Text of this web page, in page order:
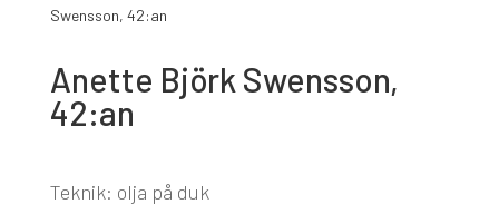
Swensson, 42:an
Anette Björk Swensson,
42:an
Teknik: olja på duk